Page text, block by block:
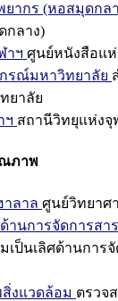
ากร (หอสมุดกล
กลาง)
าฯ ศูนย์หนังสือแห่
รณ์มหาวิทยาลัย
ยาลัย
ฯ สถานีวิทยุแห่งจุ
ภาพ
าลาล ศูนย์วิทยาศ
านการจัดการสา
เป็นเลิศด้านการ
งแวดล้อม ตรวจ